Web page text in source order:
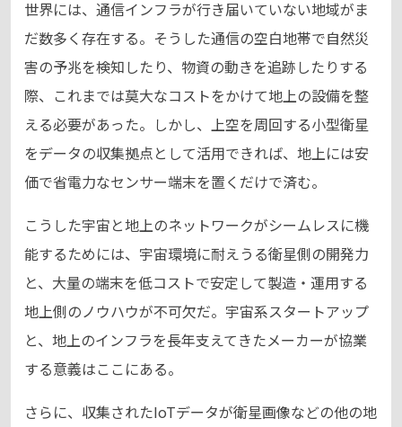
世界には、通信インフラが行き届いていない地域がま
だ数多く存在する。そうした通信の空白地帯で自然災
害の予兆を検知したり、物資の動きを追跡したりする
際、これまでは莫大なコストをかけて地上の設備を整
える必要があった。しかし、上空を周回する小型衛星
をデータの収集拠点として活用できれば、地上には安
価で省電力なセンサー端末を置くだけで済む。
こうした宇宙と地上のネットワークがシームレスに機
能するためには、宇宙環境に耐えうる衛星側の開発力
と、大量の端末を低コストで安定して製造・運用する
地上側のノウハウが不可欠だ。宇宙系スタートアップ
と、地上のインフラを長年支えてきたメーカーが協業
する意義はここにある。
さらに、収集されたIoTデータが衛星画像などの他の地